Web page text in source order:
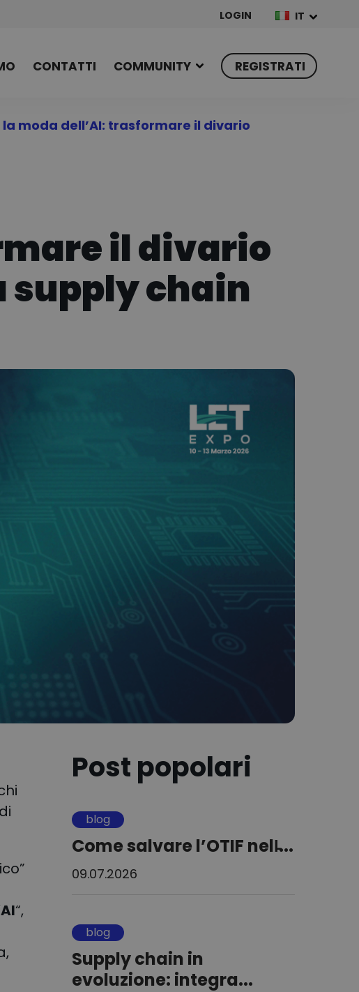
LOGIN IT
CONTATTI COMMUNITY REGISTRATI
moda dell’AI: trasformare il divario
il divario
supply chain
“,
Post popolari
blog
Come salvare l’OTIF nell̵...
09.07.2026
blog
Supply chain in
evoluzione: integra...